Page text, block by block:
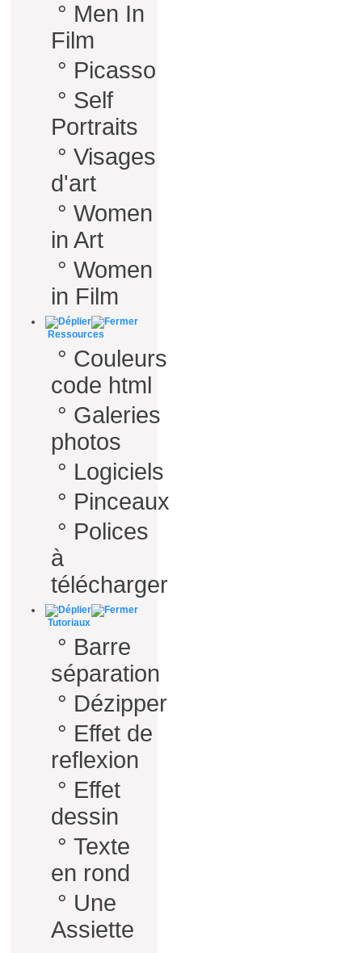
° Men In
Film
° Picasso
° Self
Portraits
° Visages
d'art
° Women
in Art
° Women
in Film
Ressources
° Couleurs
code html
° Galeries
photos
° Logiciels
° Pinceaux
° Polices
à
télécharger
Tutoriaux
° Barre
séparation
° Dézipper
° Effet de
reflexion
° Effet
dessin
° Texte
en rond
° Une
Assiette